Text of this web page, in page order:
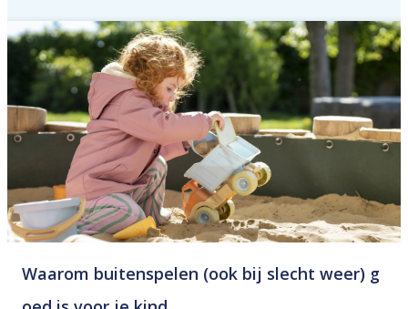
Waarom buitenspelen (ook bij slecht weer) g